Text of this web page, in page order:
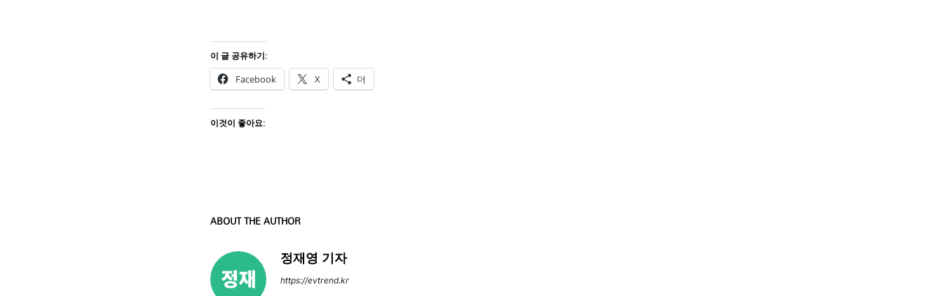
이 글 공유하기:
Facebook X 더
이것이 좋아요:
ABOUT THE AUTHOR
정재영 기자
https://evtrend.kr